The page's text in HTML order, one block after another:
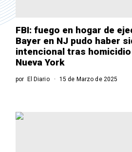
FBI: fuego en hogar de
Bayer en NJ pudo haber
intencional tras homicidio
Nueva York
por El Diario 15 de Marzo de 2025